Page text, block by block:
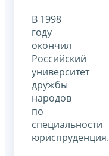
В 1998
году
окончил
Российский
университет
дружбы
народов
по
специальности
юриспруденция.